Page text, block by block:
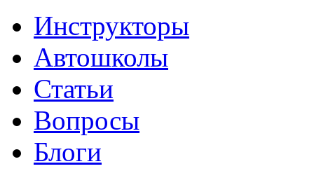
Инструкторы
Автошколы
Статьи
Вопросы
Блоги